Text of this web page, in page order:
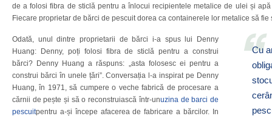
de a folosi fibra de sticlă pentru a înlocui recipientele metalice de ulei și
Fiecare proprietar de bărci de pescuit dorea ca containerele lor metalice să
Odată, unul dintre proprietarii de bărci i-a spus lui Denny
Huang: Denny, poți folosi fibra de sticlă pentru a construi
bărci? Denny Huang a răspuns: „asta folosesc ei pentru a
construi bărci în unele țări”. Conversația l-a inspirat pe Denny
Huang, în 1971, să cumpere o veche fabrică de procesare a
cărnii de pește și să o reconstruiască într-unuzina de barci de
pescuitpentru a-și începe afacerea de fabricare a bărcilor. In
Cu